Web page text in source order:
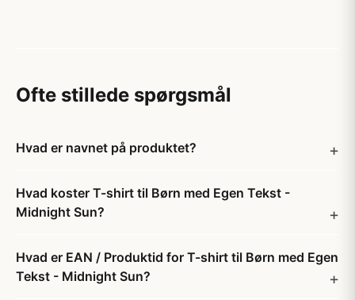
Ofte stillede spørgsmål
Hvad er navnet på produktet?
Hvad koster T-shirt til Børn med Egen Tekst -
Midnight Sun?
Hvad er EAN / Produktid for T-shirt til Børn med Egen
Tekst - Midnight Sun?